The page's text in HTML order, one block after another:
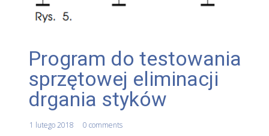
Program do testowania
sprzętowej eliminacji
drgania styków
1 lutego 2018 0 comments